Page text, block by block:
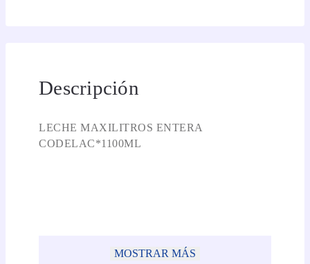
Descripción
LECHE MAXILITROS ENTERA
CODELAC*1100ML
MOSTRAR MÁS